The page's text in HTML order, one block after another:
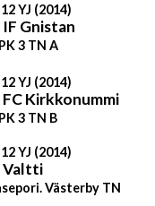
YJ (2014)
IF Gnistan
3 TN A
YJ (2014)
FC Kirkkonummi
3 TN B
YJ (2014)
Valtti
Västerby TN